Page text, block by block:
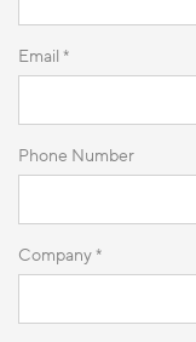
Email *
Phone Number
Company *